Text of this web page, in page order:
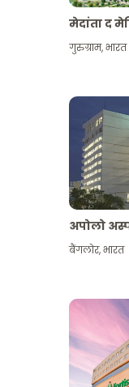
मेदांता द
गुरुग्राम,भारत
अपोलो
बैंगलोर,भारत